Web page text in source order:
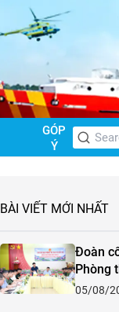
GÓP
Ý
BÀI VIẾT MỚI NHẤT
Đoàn
Phòng
kiểm
05/08/